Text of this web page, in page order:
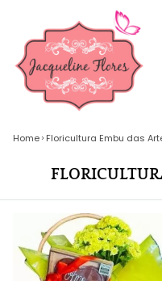
Home Floricultura Embu das